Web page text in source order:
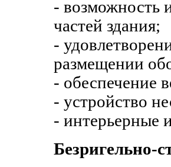
- возможность
частей здания;
-
размещении
- обеспечение
- устройство
- интерьерные
Безригельно-